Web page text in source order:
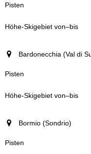
Bardonecchia (Val di
Bormio (Sondrio)